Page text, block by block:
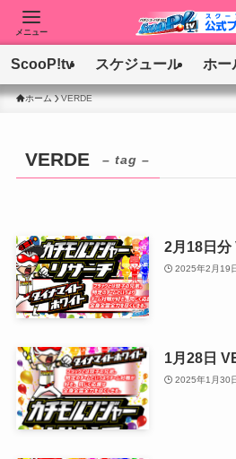
メニュー
ScooP!tv スケジュール ホー
ホーム VERDE
VERDE – tag –
2月18日分
2025年2月19
1月28日
2025年1月30